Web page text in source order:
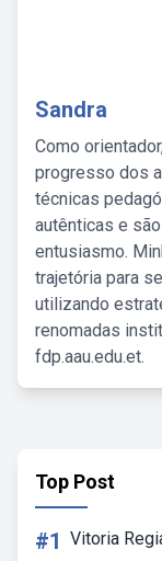
Sandra
Como
progresso dos
técnicas
autênticas e
entusiasmo.
trajetória para
utilizando
renomadas
fdp.aau.edu.et.
Top Post
#1 Vitoria